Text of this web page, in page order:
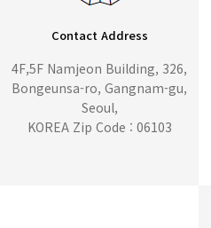
Contact Address
4F,5F Namjeon Building, 326,
Bongeunsa-ro, Gangnam-gu,
Seoul,
KOREA Zip Code : 06103